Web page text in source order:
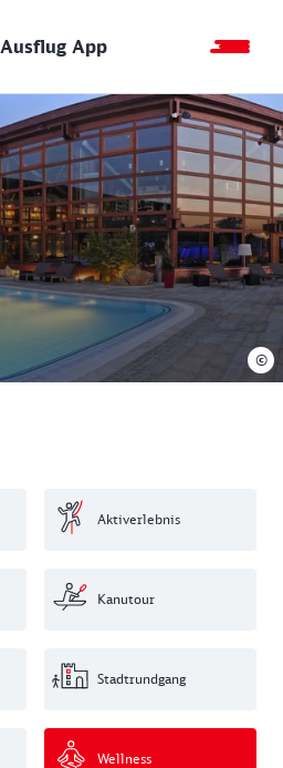
App
©
Aktiverlebnis
Kanutour
Stadtrundgang
Wellness